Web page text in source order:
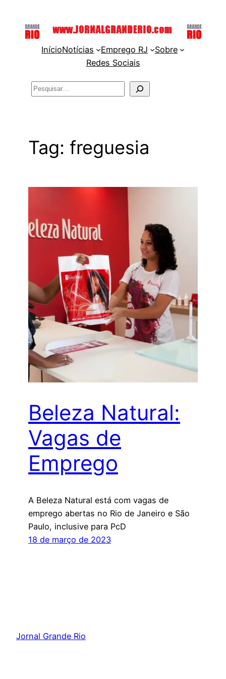
InícioNotícias Emprego RJ
Sobre
Redes Sociais
Pesquisar
Tag: freguesia
Beleza Natural:
Vagas de
Emprego
A Beleza Natural está com vagas de
emprego abertas no Rio de Janeiro e São
Paulo, inclusive para PcD
18 de março de 2023
Jornal Grande Rio